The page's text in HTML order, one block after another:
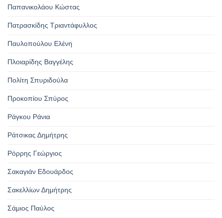
Παπανικολάου Κώστας
Πατρασκίδης Τριαντάφυλλος
Παυλοπούλου Ελένη
Πλοιαρίδης Βαγγέλης
Πολίτη Σπυριδούλα
Προκοπίου Σπύρος
Ράγκου Ράνια
Ράτσικας Δημήτρης
Ρόρρης Γεώργιος
Σακαγιάν Εδουάρδος
Σακελλίων Δημήτρης
Σάμιος Παύλος